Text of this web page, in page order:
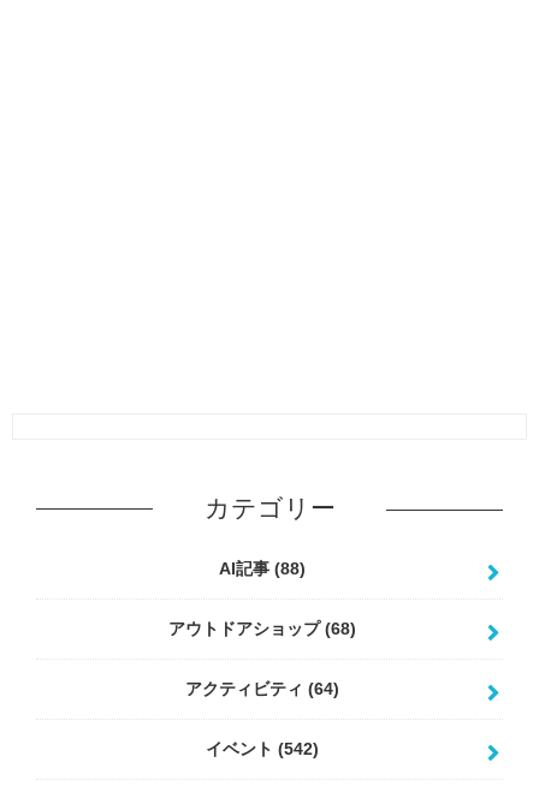
カテゴリー
AI記事 (88)
アウトドアショップ(68)
アクティビティ (64)
イベント (542)